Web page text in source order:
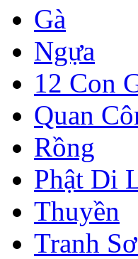
Gà
Ngựa
12 Con
Quan
Rồng
Phật Di
Thuyền
Tranh